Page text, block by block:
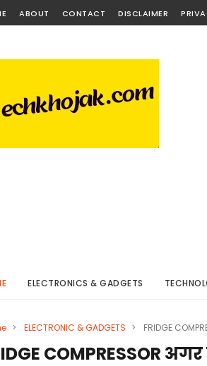
ABOUT CONTACT DISCLAIMER
ELECTRONICS & GADGETS
> ELECTRONIC & GADGETS > FRIDGE
COMPRESSOR